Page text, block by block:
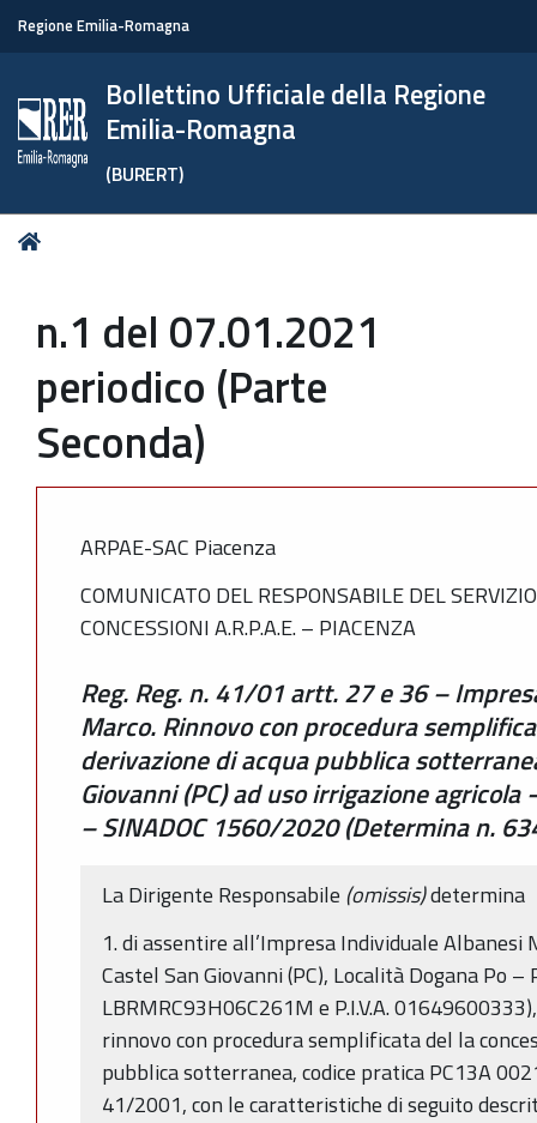
Regione Emilia-Romagna
Bollettino Ufficiale della Regione
Emilia-Romagna
(BURERT)
Tu
n.1 del 07.01.2021
periodico (Parte
Seconda)
ARPAE-SAC Piacenza
COMUNICATO DEL RESPONSABILE DEL
CONCESSIONI A.R.P.A.E. – PIACENZA
Reg. Reg. n. 41/01 artt. 27 e 36 –
Marco. Rinnovo con procedura
derivazione di acqua pubblica
Giovanni (PC) ad uso irrigazione
– SINADOC 1560/2020 (Determina n.
La Dirigente Responsabile (omissis)determina
1. di assentire all’Impresa Individuale Albanesi
Castel San Giovanni (PC), Località Dogana Po –
LBRMRC93H06C261M e P.I.V.A.
rinnovo con procedura semplificata del la
pubblica sotterranea, codice pratica PC13A
41/2001, con le caratteristiche di seguito